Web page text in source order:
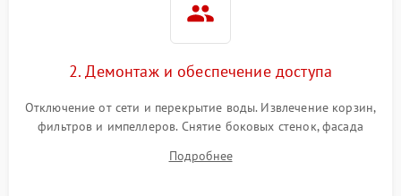
2. Демонтаж и обеспечение доступа
Отключение от сети и перекрытие воды. Извлечение корзин,
фильтров и импеллеров. Снятие боковых стенок, фасада
циркуляционному насосу, ТЭНу и сливной помпе.
Подробнее